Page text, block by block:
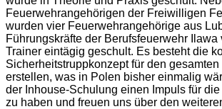
Feuerwehrangehörigen der Freiwilligen
wurden vier Feuerwehrangehörige aus
Führungskräfte der Berufsfeuerwehr Ilawa
Trainer eintägig geschult. Es besteht die
Sicherheitstruppkonzept für den gesamten
erstellen, was in Polen bisher einmalig
der Inhouse-Schulung einen Impuls für
zu haben und freuen uns über den